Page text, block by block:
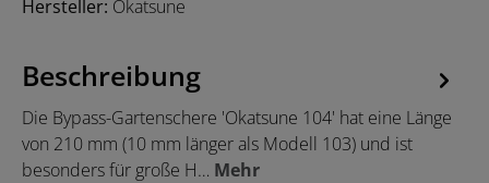
Hersteller: Okatsune
Beschreibung
Die Bypass-Gartenschere 'Okatsune 104' hat eine Länge
von 210 mm (10 mm länger als Modell 103) und ist
besonders für große H… Mehr